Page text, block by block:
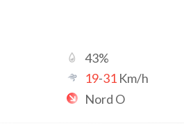
43%
19-31 Km/h
Nord O